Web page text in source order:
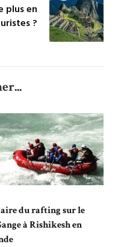
plus en
?
du rafting sur le
à Rishikesh en